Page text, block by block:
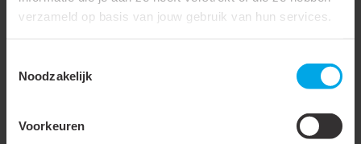
verzameld op basis van jouw gebruik van hun services.
Noodzakelijk
Voorkeuren
Behuizing kleur